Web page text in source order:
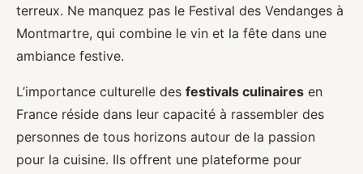
terreux. Ne manquez pas le Festival des Vendanges à
Montmartre, qui combine le vin et la fête dans une
ambiance festive.
L’importance culturelle des festivals culinaires en
France réside dans leur capacité à rassembler des
personnes de tous horizons autour de la passion
pour la cuisine. Ils offrent une plateforme pour